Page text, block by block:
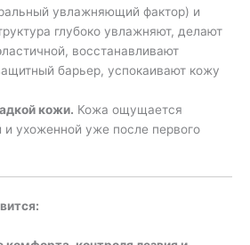
увлажняющий фактор) и
глубоко увлажняют, делают
восстанавливают
барьер, успокаивают кожу
кожи. Кожа ощущается
и ухоженной уже после первого